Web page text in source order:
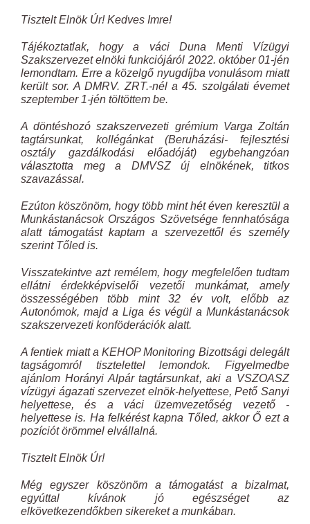
Tisztelt Elnök Úr! Kedves Imre!
Tájékoztatlak, hogy a váci Duna Menti Vízügyi
Szakszervezet elnöki funkciójáról 2022. október 01-jén
lemondtam. Erre a közelgő nyugdíjba vonulásom miatt
került sor. A DMRV. ZRT.-nél a 45. szolgálati évemet
szeptember 1-jén töltöttem be.
A döntéshozó szakszervezeti grémium Varga Zoltán
tagtársunkat, kollégánkat (Beruházási- fejlesztési
osztály gazdálkodási előadóját) egybehangzóan
választotta meg a DMVSZ új elnökének, titkos
szavazással.
Ezúton köszönöm, hogy több mint hét éven keresztül a
Munkástanácsok Országos Szövetsége fennhatósága
alatt támogatást kaptam a szervezettől és személy
szerint Tőled is.
Visszatekintve azt remélem, hogy megfelelően tudtam
ellátni érdekképviselői vezetői munkámat, amely
összességében több mint 32 év volt, előbb az
Autonómok, majd a Liga és végül a Munkástanácsok
szakszervezeti konföderációk alatt.
A fentiek miatt a KEHOP Monitoring Bizottsági delegált
tagságomról tisztelettel lemondok. Figyelmedbe
ajánlom Horányi Alpár tagtársunkat, aki a VSZOASZ
vízügyi ágazati szervezet elnök-helyettese, Pető Sanyi
helyettese, és a váci üzemvezetőség vezető -
helyettese is. Ha felkérést kapna Tőled, akkor Ő ezt a
pozíciót örömmel elvállalná.
Tisztelt Elnök Úr!
Még egyszer köszönöm a támogatást a bizalmat,
egyúttal kívánok jó egészséget az
elkövetkezendőkben sikereket a munkában.